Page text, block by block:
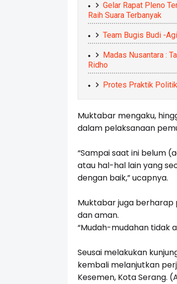
Gelar Rapat Pleno
Raih Suara Terbanyak
Team Bugis Budi -
Madas Nusantara :
Ridho
Protes Praktik
Muktabar mengaku,
dalam pelaksanaan
“Sampai saat ini belum
atau hal-hal lain yang
dengan baik,” ucapnya.
Muktabar juga berharap
dan aman.
“Mudah-mudahan tidak
Seusai melakukan
kembali melanjutkan
Kesemen, Kota Serang.